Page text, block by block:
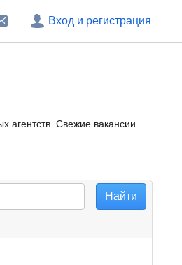
Вход и регистрация
агентств. Свежие вакансии